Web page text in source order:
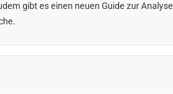
gibt es einen neuen Guide zur Analyse